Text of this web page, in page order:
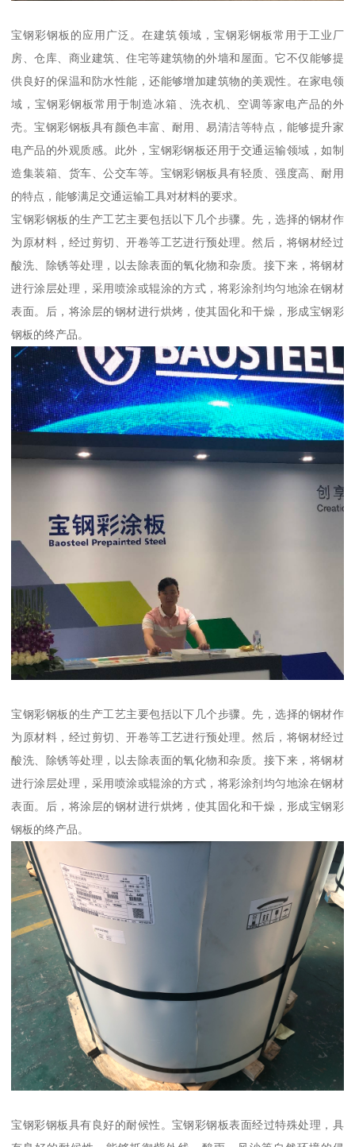
宝钢彩钢板的应用广泛。在建筑领域，宝钢彩钢板常用于工业厂
房、仓库、商业建筑、住宅等建筑物的外墙和屋面。它不仅能够提
供良好的保温和防水性能，还能够增加建筑物的美观性。在家电领
域，宝钢彩钢板常用于制造冰箱、洗衣机、空调等家电产品的外
壳。宝钢彩钢板具有颜色丰富、耐用、易清洁等特点，能够提升家
电产品的外观质感。此外，宝钢彩钢板还用于交通运输领域，如制
造集装箱、货车、公交车等。宝钢彩钢板具有轻质、强度高、耐用
的特点，能够满足交通运输工具对材料的要求。
宝钢彩钢板的生产工艺主要包括以下几个步骤。先，选择的钢材作
为原材料，经过剪切、开卷等工艺进行预处理。然后，将钢材经过
酸洗、除锈等处理，以去除表面的氧化物和杂质。接下来，将钢材
进行涂层处理，采用喷涂或辊涂的方式，将彩涂剂均匀地涂在钢材
表面。后，将涂层的钢材进行烘烤，使其固化和干燥，形成宝钢彩
钢板的终产品。
宝钢彩钢板的生产工艺主要包括以下几个步骤。先，选择的钢材作
为原材料，经过剪切、开卷等工艺进行预处理。然后，将钢材经过
酸洗、除锈等处理，以去除表面的氧化物和杂质。接下来，将钢材
进行涂层处理，采用喷涂或辊涂的方式，将彩涂剂均匀地涂在钢材
表面。后，将涂层的钢材进行烘烤，使其固化和干燥，形成宝钢彩
钢板的终产品。
宝钢彩钢板具有良好的耐候性。宝钢彩钢板表面经过特殊处理，具